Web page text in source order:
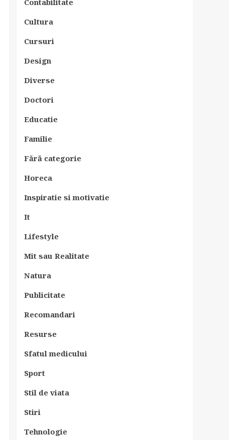
Contabilitate
Cultura
Cursuri
Design
Diverse
Doctori
Educatie
Familie
Fără categorie
Horeca
Inspiratie si motivatie
It
Lifestyle
Mit sau Realitate
Natura
Publicitate
Recomandari
Resurse
Sfatul medicului
Sport
Stil de viata
Stiri
Tehnologie